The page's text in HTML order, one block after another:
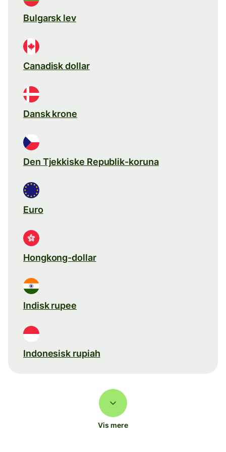
Bulgarsk lev
Canadisk dollar
Dansk krone
Den Tjekkiske Republik-koruna
Euro
Hongkong-dollar
Indisk rupee
Indonesisk rupiah
Vis mere